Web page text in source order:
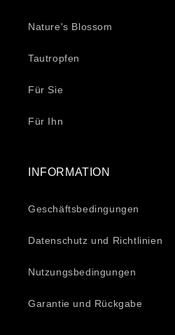
Nature's Blossom
Tautropfen
Für Sie
Für Ihn
INFORMATION
Geschäftsbedingungen
Datenschutz und Richtlinien
Nutzungsbedingungen
Garantie und Rückgabe